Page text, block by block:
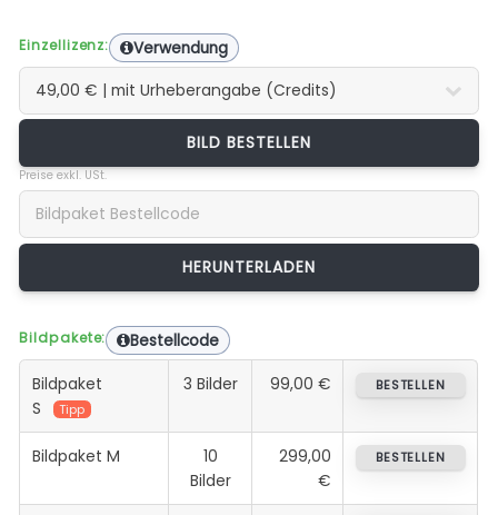
Einzellizenz: Verwendung
BILD BESTELLEN
Preise exkl. USt.
Bildpakete: Bestellcode
Bildpaket
S
Tipp
3 Bilder 99,00 € BESTELLEN
Bildpaket M
10
Bilder
299,00
€
BESTELLEN